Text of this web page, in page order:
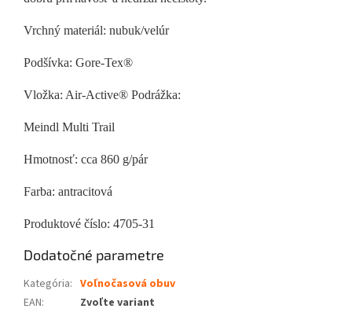
Vrchný materiál: nubuk/velúr
Podšívka: Gore-Tex®
Vložka: Air-Active® Podrážka:
Meindl Multi Trail
Hmotnosť: cca 860 g/pár
Farba: antracitová
Produktové číslo: 4705-31
Dodatočné parametre
Kategória: Voľnočasová obuv
EAN: Zvoľte variant